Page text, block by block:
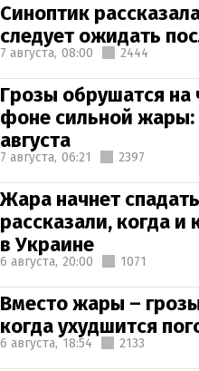
Синоптик
следует ожидать
7 августа, 08:00 2444
Грозы обрушатся на
фоне сильной жары:
августа
7 августа, 06:21 2397
Жара начнет
рассказали, когда и
в Украине
6 августа, 20:00 1071
Вместо жары –
когда ухудшится
6 августа, 18:54 2133